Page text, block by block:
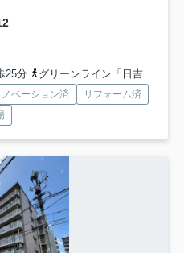
25分
グリーンライン「日吉本町」駅 徒歩26分
ノベーション済
リフォーム済